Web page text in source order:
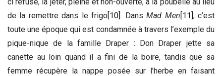
de la remettre dans le frigo[10]. DansMad Men[11], c’est
toute une époque qui est condamnée à travers l’exemple du
pique-nique de la famille Draper : Don Draper jette sa
canette au loin quand il a fini de la boire, tandis que sa
femme récupère la nappe posée sur l’herbe en faisant